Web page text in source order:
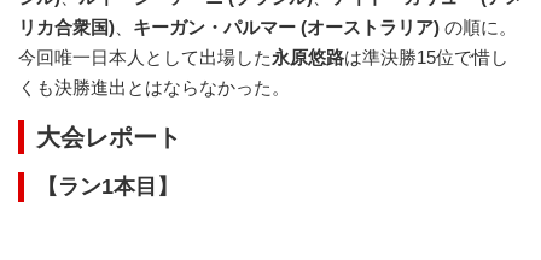
リカ合衆国)
キーガン・パルマー (オーストラリア) の順に。
今回唯一日本人として出場した永原悠路は準決勝15位で惜し
くも決勝進出とはならなかった。
大会レポート
【ラン1本目】